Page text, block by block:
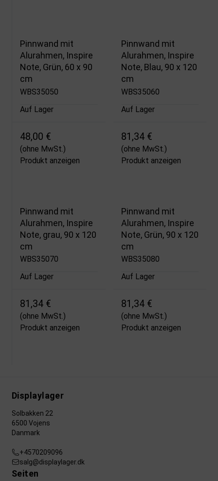
Pinnwand mit
Alurahmen, Inspire
Note, Grün, 60 x 90
cm
WBS35050
Auf Lager
48,00 €
(ohne MwSt.)
Produkt anzeigen
Pinnwand mit
Alurahmen, Inspire
Note, Blau, 90 x 120
cm
WBS35060
Auf Lager
81,34 €
(ohne MwSt.)
Produkt anzeigen
Pinnwand mit
Alurahmen, Inspire
Note, grau, 90 x 120
cm
WBS35070
Auf Lager
81,34 €
(ohne MwSt.)
Produkt anzeigen
Pinnwand mit
Alurahmen, Inspire
Note, Grün, 90 x 120
cm
WBS35080
Auf Lager
81,34 €
(ohne MwSt.)
Produkt anzeigen
Displaylager
Solbakken 22
6500 Vojens
Danmark
+4570209096
salg@displaylager.dk
Seiten